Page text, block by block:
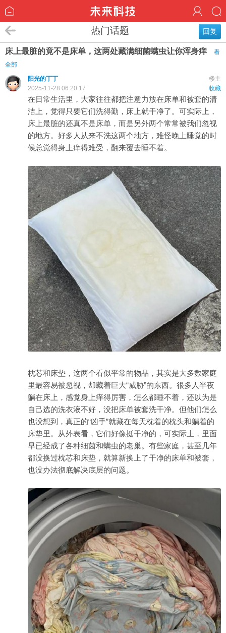
回复
热门话题
床上最脏的竟不是床单，这两处藏满细菌螨虫让你浑身痒
看
全部
楼主
阳光的丁丁
收藏
2025-11-28 06:20:17
在日常生活里，大家往往都把注意力放在床单和被套的清
洁上，觉得只要它们洗得勤，床上就干净了。可实际上，
床上最脏的还真不是床单，而是另外两个常常被我们忽视
的地方。好多人从来不洗这两个地方，难怪晚上睡觉的时
候总觉得身上痒得难受，翻来覆去睡不着。
枕芯和床垫，这两个看似平常的物品，其实是大多数家庭
里最容易被忽视，却藏着巨大“威胁”的东西。很多人半夜
躺在床上，感觉身上痒得厉害，怎么都睡不着，还以为是
自己选的洗衣液不好，没把床单被套洗干净。但他们怎么
也没想到，真正的“凶手”就藏在每天枕着的枕头和躺着的
床垫里。从外表看，它们好像挺干净的，可实际上，里面
早已经成了各种细菌和螨虫的老巢。有些家庭，甚至几年
都没换过枕芯和床垫，就算新换上了干净的床单和被套，
也没办法彻底解决底层的问题。